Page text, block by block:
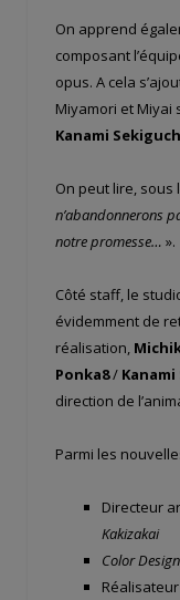
On apprend
composant
opus. A cela
Miyamori et Miyai
Kanami
On peut lire, sous
n’abandonnerons
notre promesse… ».
Côté staff, le
évidemment de
réalisation,
Ponka8/
direction de
Parmi les
Directeur
Kakizakai
Color Design
Réalisateur